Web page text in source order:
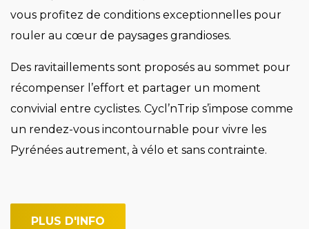
vous profitez de conditions exceptionnelles pour
rouler au cœur de paysages grandioses.
Des ravitaillements sont proposés au sommet pour
récompenser l’effort et partager un moment
convivial entre cyclistes. Cycl’nTrip s’impose comme
un rendez-vous incontournable pour vivre les
Pyrénées autrement, à vélo et sans contrainte.
PLUS D'INFO